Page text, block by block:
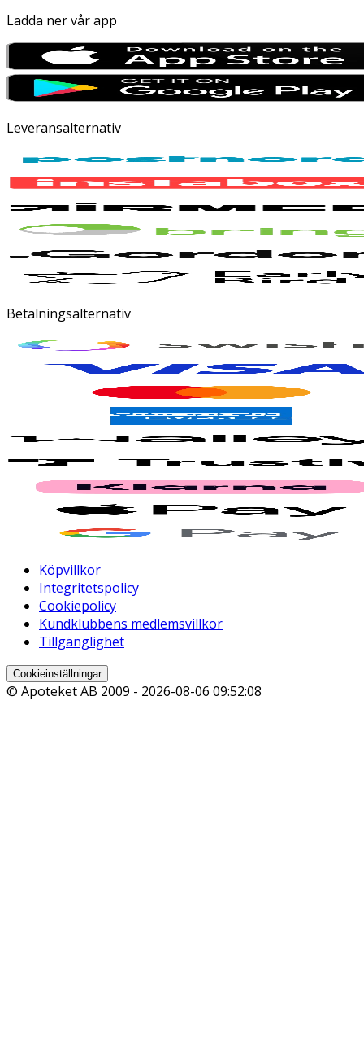
Ladda ner vår app
Leveransalternativ
Betalningsalternativ
Köpvillkor
Integritetspolicy
Cookiepolicy
Kundklubbens medlemsvillkor
Tillgänglighet
Cookieinställningar
© Apoteket AB 2009 - 2026-08-06 09:52:08